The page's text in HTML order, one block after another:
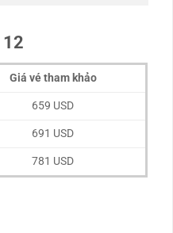
12
Giá vé tham khảo
659 USD
691 USD
781 USD